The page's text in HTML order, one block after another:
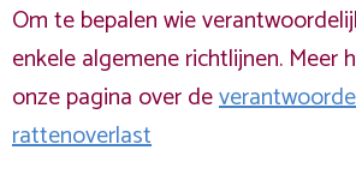
Om te bepalen wie
enkele algemene richtlijnen. Meer
onze pagina over de
rattenoverlast